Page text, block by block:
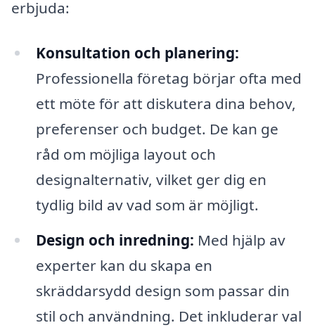
erbjuda:
Konsultation och planering:
Professionella företag börjar ofta med
ett möte för att diskutera dina behov,
preferenser och budget. De kan ge
råd om möjliga layout och
designalternativ, vilket ger dig en
tydlig bild av vad som är möjligt.
Design och inredning: Med hjälp av
experter kan du skapa en
skräddarsydd design som passar din
stil och användning. Det inkluderar val